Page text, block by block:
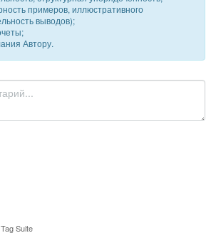
примеров, иллюстративного
выводов);
Автору.
Suite